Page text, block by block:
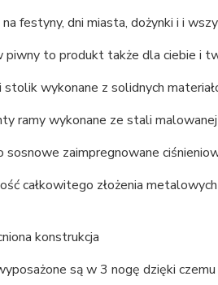
na festyny, dni miasta, dożynki i i
piwny to produkt także dla ciebie i
stolik wykonane z solidnych
ramy wykonane ze stali
sosnowe zaimpregnowane
całkowitego złożenia
konstrukcja
są w 3 nogę dzięki